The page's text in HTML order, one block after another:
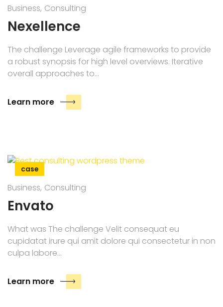
Business Consulting
Nexellence
The challenge Leverage agile frameworks to provide
a robust synopsis for high level overviews. Iterative
overall approaches to…
Learn more
case
Business Consulting
Envato
What was The challenge Velit consequat eu
cupidatat irure qui amit dolore qui consectetur in non
culpa labore…
Learn more